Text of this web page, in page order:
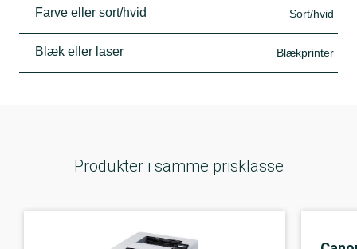
Farve eller sort/hvid Sort/hvid
Blæk eller laser Blækprinter
Produkter i samme prisklasse